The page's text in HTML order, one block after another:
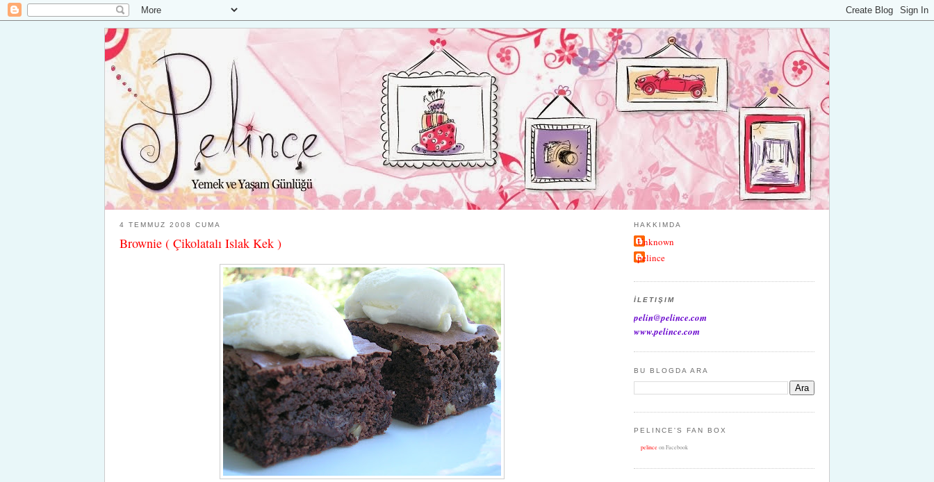
4 TEMMUZ 2008 CUMA
Brownie ( Çikolatalı Islak Kek )
HAKKIMDA
Unknown
pelince
İLETIŞIM
pelin@pelince.com
www.pelince.com
BU BLOGDA ARA
PELINCE'S FAN BOX
pelince on Facebook